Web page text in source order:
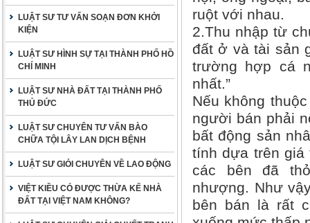
LUẬT SƯ TƯ VẤN SOẠN ĐƠN KHỞI
KIỆN
LUẬT SƯ HÌNH SỰ TẠI THÀNH PHỐ HỒ
CHÍ MINH
LUẬT SƯ NHÀ ĐẤT TẠI THÀNH PHỐ
THỦ ĐỨC
LUẬT SƯ CHUYÊN TƯ VẤN BÀO
CHỮA TỘI LÂY LAN DỊCH BỆNH
LUẬT SƯ GIỎI CHUYÊN VỀ LAO ĐỘNG
VIỆT KIỀU CÓ ĐƯỢC THỪA KẾ NHÀ
ĐẤT TẠI VIỆT NAM KHÔNG?
ruột với nhau.
2.Thu nhập từ
đất ở và tài sản
trường hợp cá
nhất.”
Nếu không
người bán phải
bất động sản
tính dựa trên giá
các bên đã
nhượng. Như
bên bán là rất